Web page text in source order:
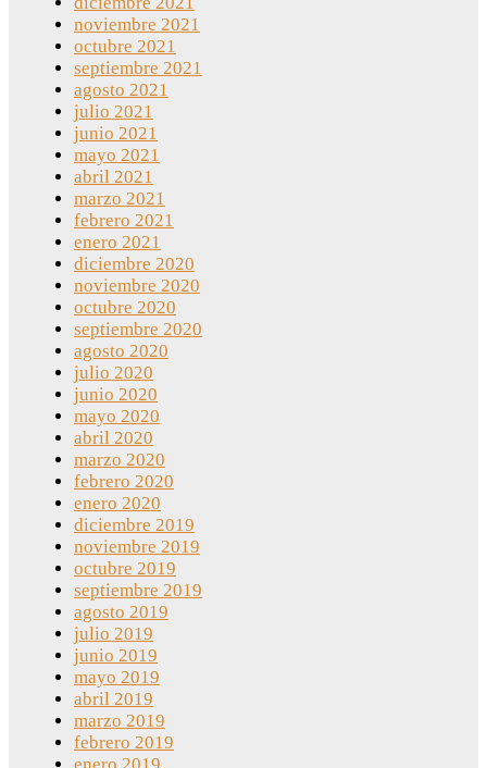
noviembre 2021
octubre 2021
septiembre 2021
agosto 2021
julio 2021
junio 2021
mayo 2021
abril 2021
marzo 2021
febrero 2021
enero 2021
diciembre 2020
noviembre 2020
octubre 2020
septiembre 2020
agosto 2020
julio 2020
junio 2020
mayo 2020
abril 2020
marzo 2020
febrero 2020
enero 2020
diciembre 2019
noviembre 2019
octubre 2019
septiembre 2019
agosto 2019
julio 2019
junio 2019
mayo 2019
abril 2019
marzo 2019
febrero 2019